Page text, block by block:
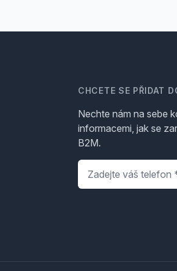
CHCETE SE PŘIDAT
Nechte nám na sebe
informacemi, jak se
B2M.
Telefon